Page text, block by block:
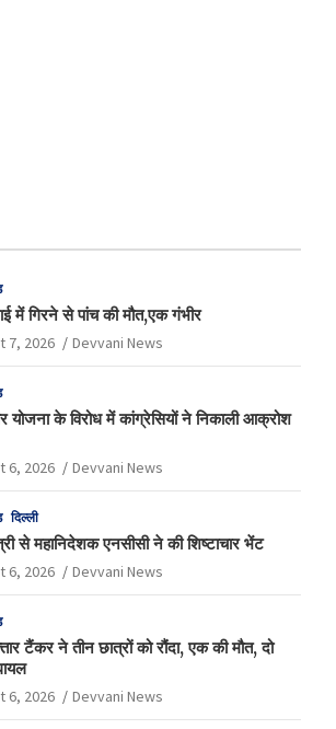
में गिरने से पांच की मौत,एक गंभीर
7, 2026 Devvani News
योजना के विरोध में कांग्रेसियों ने निकाली आक्रोश
6, 2026 Devvani News
दिल्ली
से महानिदेशक एनसीसी ने की शिष्टाचार भेंट
6, 2026 Devvani News
टैंकर ने तीन छात्रों को रौंदा, एक की मौत, दो
6, 2026 Devvani News